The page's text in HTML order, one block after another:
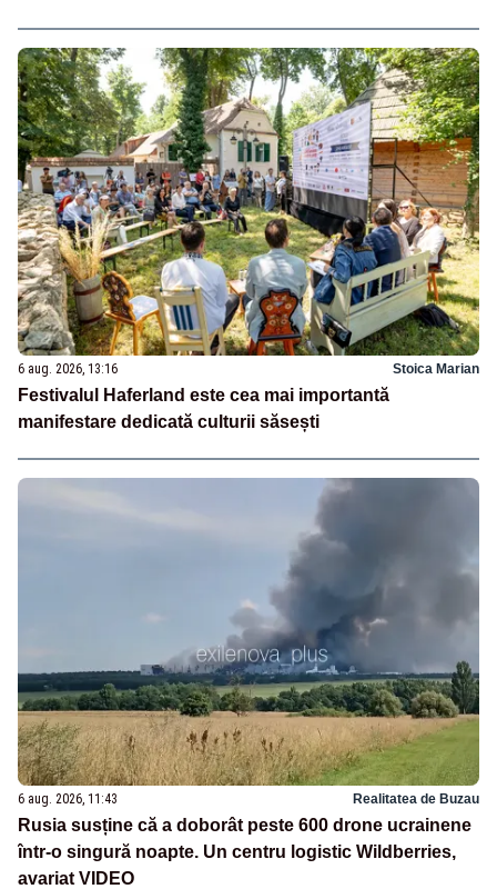
6 aug. 2026, 13:16 Stoica Marian
Festivalul Haferland este cea mai importantă
manifestare dedicată culturii săsești
6 aug. 2026, 11:43 Realitatea de Buzau
Rusia susține că a doborât peste 600 drone ucrainene
într-o singură noapte. Un centru logistic Wildberries,
avariat VIDEO